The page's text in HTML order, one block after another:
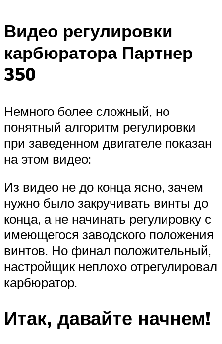
Видео регулировки
карбюратора Партнер
350
Немного более сложный, но
понятный алгоритм регулировки
при заведенном двигателе показан
на этом видео:
Из видео не до конца ясно, зачем
нужно было закручивать винты до
конца, а не начинать регулировку с
имеющегося заводского положения
винтов. Но финал положительный,
настройщик неплохо отрегулировал
карбюратор.
Итак, давайте начнем!